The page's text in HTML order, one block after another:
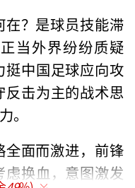
？是球员技能滞
当外界纷纷质疑
中国足球应向攻
击为主的战术思
。
面而激进，前锋
换血，意图激发